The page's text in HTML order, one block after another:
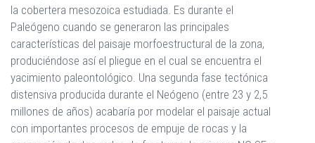
la cobertera mesozoica estudiada. Es durante el
Paleógeno cuando se generaron las principales
características del paisaje morfoestructural de la zona,
produciéndose así el pliegue en el cual se encuentra el
yacimiento paleontológico. Una segunda fase tectónica
distensiva producida durante el Neógeno (entre 23 y 2,5
millones de años) acabaría por modelar el paisaje actual
con importantes procesos de empuje de rocas y la